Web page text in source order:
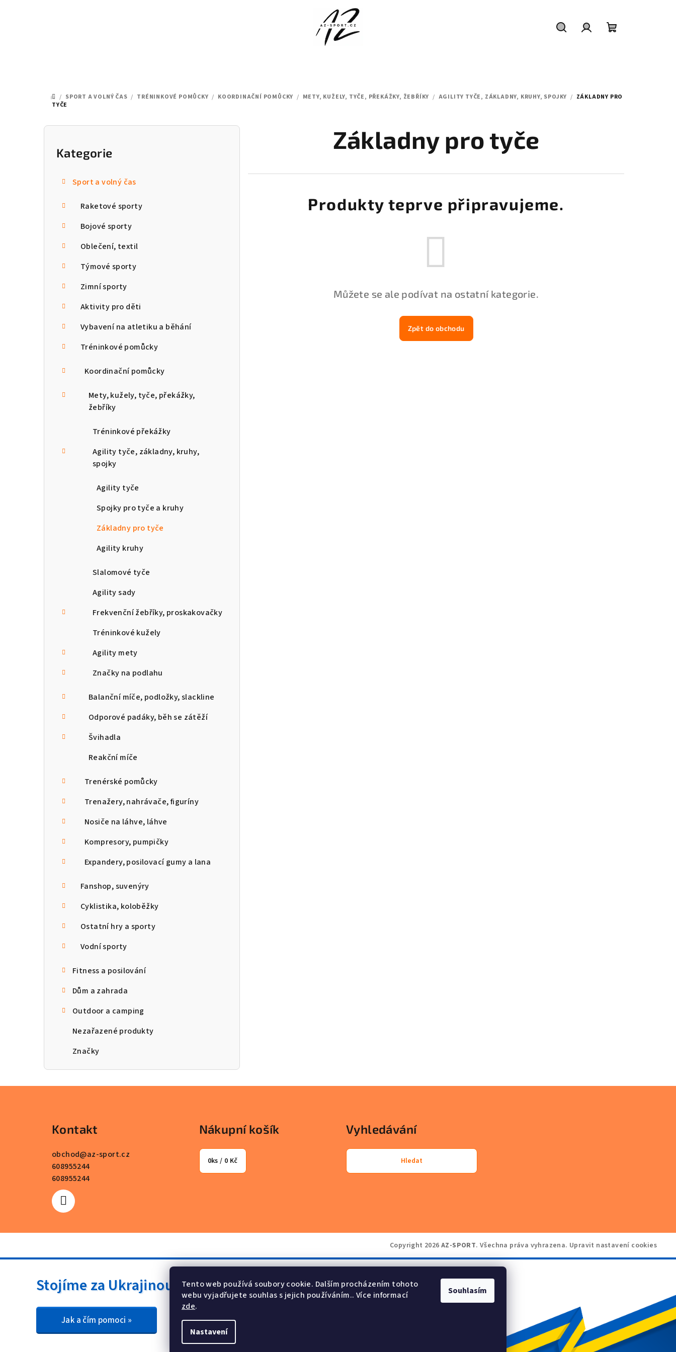
Tento web používá soubory cookie. Dalším procházením tohoto
webu vyjadřujete souhlas s jejich používáním.. Více informací
zde.
Nastavení
Souhlasím
DOMŮ
/ SPORT A VOLNÝ ČAS / TRÉNINKOVÉ POMŮCKY / KOORDINAČNÍ POMŮCKY / METY, KUŽELY, TYČE, PŘEKÁŽKY, ŽEBŘÍKY / AGILITY TYČE, ZÁKLADNY, KRUHY, SPOJKY / ZÁKLADNY PRO
TYČE
P
Přeskočit
kategorie
Kategorie
Sport a volný čas
Raketové sporty
Bojové sporty
Oblečení, textil
Týmové sporty
Zimní sporty
Aktivity pro děti
Vybavení na atletiku a běhání
Tréninkové pomůcky
Koordinační pomůcky
Mety, kužely, tyče, překážky,
žebříky
Tréninkové překážky
Agility tyče, základny, kruhy,
spojky
Agility tyče
Spojky pro tyče a kruhy
Základny pro tyče
Agility kruhy
Slalomové tyče
Agility sady
Frekvenční žebříky, proskakovačky
Tréninkové kužely
Agility mety
Značky na podlahu
Balanční míče, podložky, slackline
Odporové padáky, běh se zátěží
Švihadla
Reakční míče
Trenérské pomůcky
Trenažery, nahrávače, figuríny
Nosiče na láhve, láhve
Kompresory, pumpičky
Expandery, posilovací gumy a lana
Fanshop, suvenýry
Cyklistika, koloběžky
Ostatní hry a sporty
Vodní sporty
Fitness a posilování
Dům a zahrada
Outdoor a camping
Nezařazené produkty
Značky
Základny pro tyče
Produkty teprve připravujeme.
Můžete se ale podívat na ostatní kategorie.
Zpět do obchodu
Kontakt
obchod@az-sport.cz
608955244
608955244
Nákupní košík
0ks / 0 Kč
Vyhledávání
Hledat
Copyright 2026 AZ-SPORT. Všechna práva vyhrazena. Upravit nastavení cookies
Stojíme za Ukrajinou ❤️
Jak a čím pomoci »